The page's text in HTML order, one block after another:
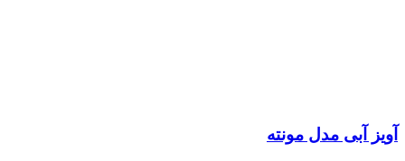
آویز آبی مدل مونته